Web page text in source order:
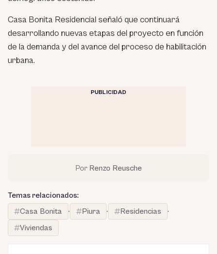
Casa Bonita Residencial señaló que continuará
desarrollando nuevas etapas del proyecto en función
de la demanda y del avance del proceso de habilitación
urbana.
PUBLICIDAD
Por Renzo Reusche
Temas relacionados:
Casa Bonita
· Piura · Residencias
·
Viviendas